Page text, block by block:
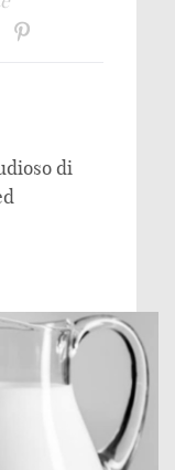
di